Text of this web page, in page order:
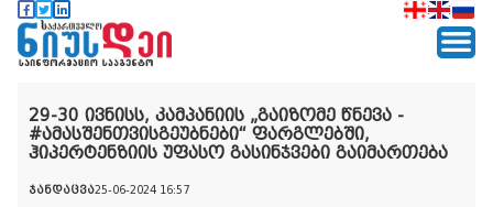
29-30 ივნისს, კამპანიის „გაიზომე წნევა -
#ამასშენთვისგეუბნები“ ფარგლებში,
ჰიპერტენზიის უფასო გასინჯვები გაიმართება
ჯანდაცვა25-06-2024 16:57